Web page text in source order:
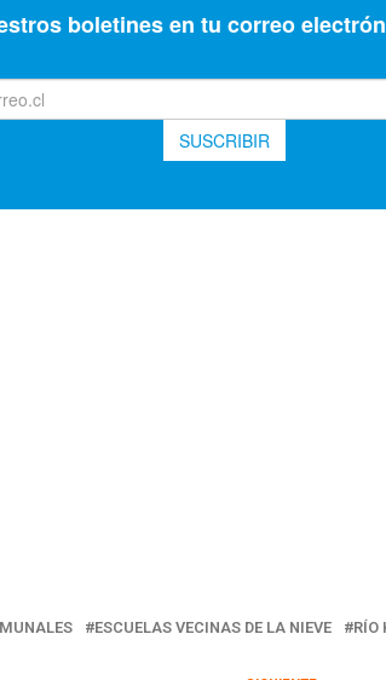
ESCUELAS VECINAS DE LA NIEVE RÍO